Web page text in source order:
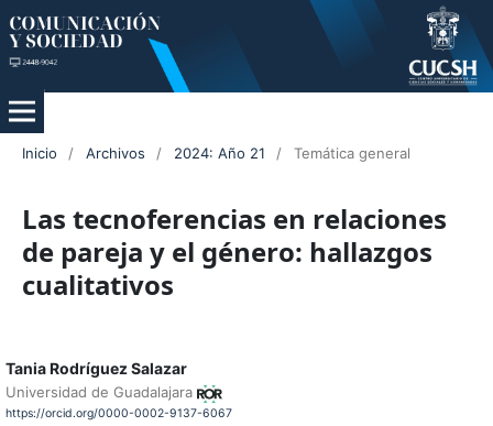
Inicio / Archivos / 2024: Año 21 / Temática general
Las tecnoferencias en relaciones
de pareja y el género: hallazgos
cualitativos
Tania Rodríguez Salazar
Universidad de Guadalajara
https://orcid.org/0000-0002-9137-6067